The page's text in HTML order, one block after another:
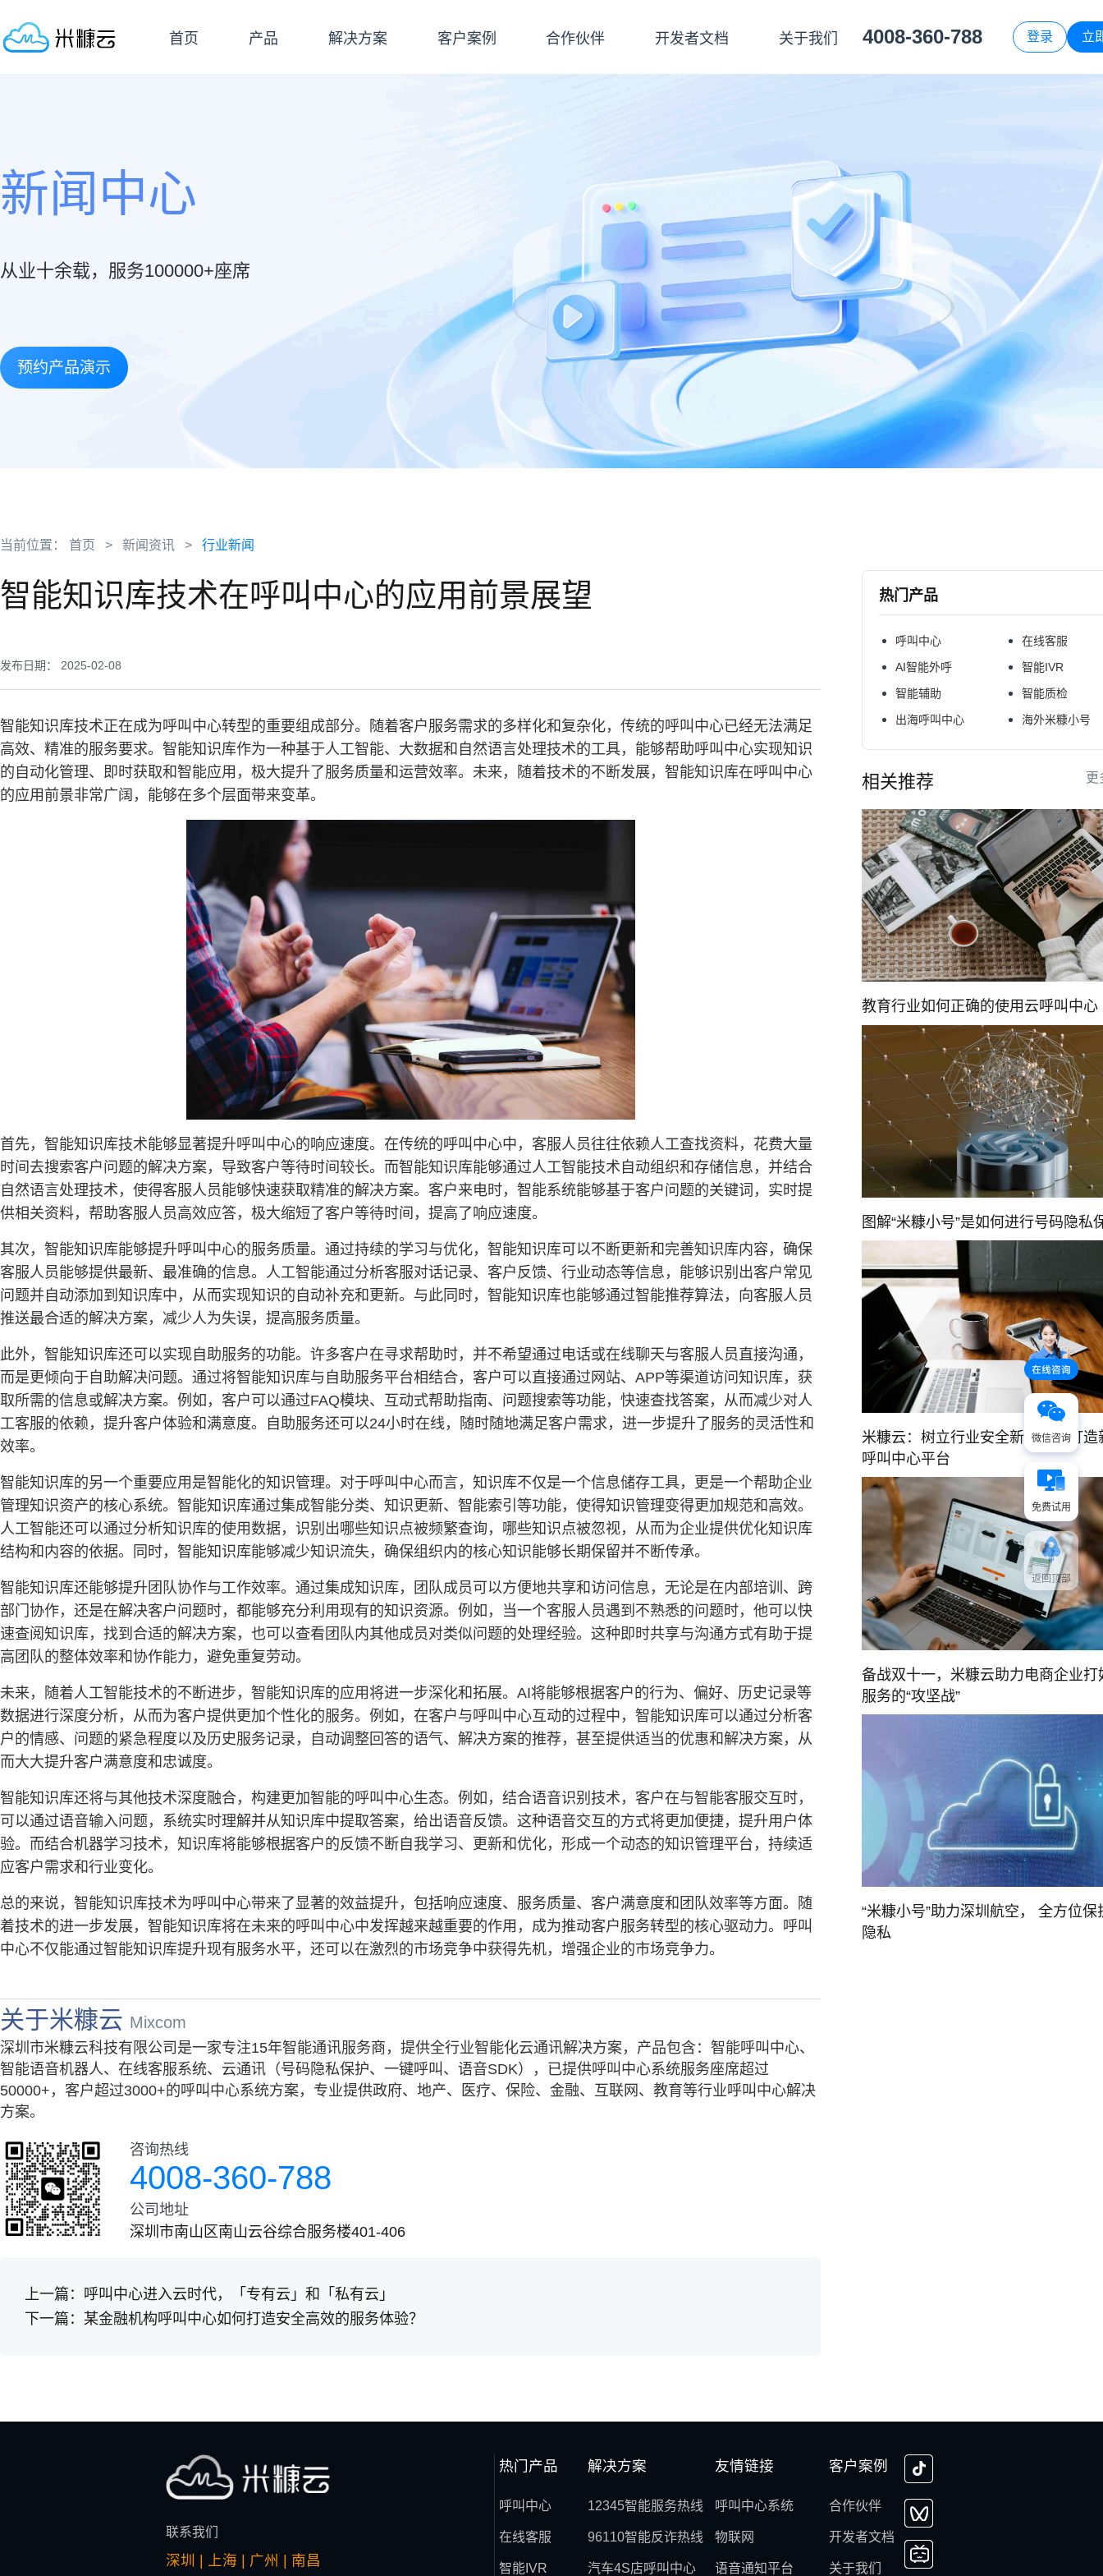
首页 产品 解决方案 客户案例 合作伙伴 开发者文档 关于我们 4008-360-788 登录 立
新闻中心
从业十余载，服务100000+座席
预约产品演示
当前位置： 首页 > 新闻资讯 > 行业新闻
智能知识库技术在呼叫中心的应用前景展望
发布日期： 2025-02-08
智能知识库技术正在成为呼叫中心转型的重要组成部分。随着客户服务需求的多样化和复杂化，传统的呼叫中心已经无法满足
高效、精准的服务要求。智能知识库作为一种基于人工智能、大数据和自然语言处理技术的工具，能够帮助呼叫中心实现知识
的自动化管理、即时获取和智能应用，极大提升了服务质量和运营效率。未来，随着技术的不断发展，智能知识库在呼叫中心
的应用前景非常广阔，能够在多个层面带来变革。
首先，智能知识库技术能够显著提升呼叫中心的响应速度。在传统的呼叫中心中，客服人员往往依赖人工查找资料，花费大量
时间去搜索客户问题的解决方案，导致客户等待时间较长。而智能知识库能够通过人工智能技术自动组织和存储信息，并结合
自然语言处理技术，使得客服人员能够快速获取精准的解决方案。客户来电时，智能系统能够基于客户问题的关键词，实时提
供相关资料，帮助客服人员高效应答，极大缩短了客户等待时间，提高了响应速度。
其次，智能知识库能够提升呼叫中心的服务质量。通过持续的学习与优化，智能知识库可以不断更新和完善知识库内容，确保
客服人员能够提供最新、最准确的信息。人工智能通过分析客服对话记录、客户反馈、行业动态等信息，能够识别出客户常见
问题并自动添加到知识库中，从而实现知识的自动补充和更新。与此同时，智能知识库也能够通过智能推荐算法，向客服人员
推送最合适的解决方案，减少人为失误，提高服务质量。
此外，智能知识库还可以实现自助服务的功能。许多客户在寻求帮助时，并不希望通过电话或在线聊天与客服人员直接沟通，
而是更倾向于自助解决问题。通过将智能知识库与自助服务平台相结合，客户可以直接通过网站、APP等渠道访问知识库，获
取所需的信息或解决方案。例如，客户可以通过FAQ模块、互动式帮助指南、问题搜索等功能，快速查找答案，从而减少对人
工客服的依赖，提升客户体验和满意度。自助服务还可以24小时在线，随时随地满足客户需求，进一步提升了服务的灵活性和
效率。
智能知识库的另一个重要应用是智能化的知识管理。对于呼叫中心而言，知识库不仅是一个信息储存工具，更是一个帮助企业
管理知识资产的核心系统。智能知识库通过集成智能分类、知识更新、智能索引等功能，使得知识管理变得更加规范和高效。
人工智能还可以通过分析知识库的使用数据，识别出哪些知识点被频繁查询，哪些知识点被忽视，从而为企业提供优化知识库
结构和内容的依据。同时，智能知识库能够减少知识流失，确保组织内的核心知识能够长期保留并不断传承。
智能知识库还能够提升团队协作与工作效率。通过集成知识库，团队成员可以方便地共享和访问信息，无论是在内部培训、跨
部门协作，还是在解决客户问题时，都能够充分利用现有的知识资源。例如，当一个客服人员遇到不熟悉的问题时，他可以快
速查阅知识库，找到合适的解决方案，也可以查看团队内其他成员对类似问题的处理经验。这种即时共享与沟通方式有助于提
高团队的整体效率和协作能力，避免重复劳动。
未来，随着人工智能技术的不断进步，智能知识库的应用将进一步深化和拓展。AI将能够根据客户的行为、偏好、历史记录等
数据进行深度分析，从而为客户提供更加个性化的服务。例如，在客户与呼叫中心互动的过程中，智能知识库可以通过分析客
户的情感、问题的紧急程度以及历史服务记录，自动调整回答的语气、解决方案的推荐，甚至提供适当的优惠和解决方案，从
而大大提升客户满意度和忠诚度。
智能知识库还将与其他技术深度融合，构建更加智能的呼叫中心生态。例如，结合语音识别技术，客户在与智能客服交互时，
可以通过语音输入问题，系统实时理解并从知识库中提取答案，给出语音反馈。这种语音交互的方式将更加便捷，提升用户体
验。而结合机器学习技术，知识库将能够根据客户的反馈不断自我学习、更新和优化，形成一个动态的知识管理平台，持续适
应客户需求和行业变化。
总的来说，智能知识库技术为呼叫中心带来了显著的效益提升，包括响应速度、服务质量、客户满意度和团队效率等方面。随
着技术的进一步发展，智能知识库将在未来的呼叫中心中发挥越来越重要的作用，成为推动客户服务转型的核心驱动力。呼叫
中心不仅能通过智能知识库提升现有服务水平，还可以在激烈的市场竞争中获得先机，增强企业的市场竞争力。
关于米糠云 Mixcom
深圳市米糠云科技有限公司是一家专注15年智能通讯服务商，提供全行业智能化云通讯解决方案，产品包含：智能呼叫中心、
智能语音机器人、在线客服系统、云通讯（号码隐私保护、一键呼叫、语音SDK），已提供呼叫中心系统服务座席超过
50000+，客户超过3000+的呼叫中心系统方案，专业提供政府、地产、医疗、保险、金融、互联网、教育等行业呼叫中心解决
方案。
咨询热线
4008-360-788
公司地址
深圳市南山区南山云谷综合服务楼401-406
上一篇： 呼叫中心进入云时代，「专有云」和「私有云」
下一篇： 某金融机构呼叫中心如何打造安全高效的服务体验？
热门产品
呼叫中心
AI智能外呼
智能辅助
出海呼叫中心
在线客服
智能IVR
智能质检
海外米糠小号
相关推荐 更
教育行业如何正确的使用云呼叫中心
图解“米糠小号”是如何进行号码隐私
米糠云：树立行业安全新标杆，打造
呼叫中心平台
备战双十一，米糠云助力电商企业打
服务的“攻坚战”
“米糠小号”助力深圳航空， 全方位保
隐私
联系我们
深圳 | 上海 | 广州 | 南昌
热门产品
呼叫中心
在线客服
智能IVR
解决方案
12345智能服务热线
96110智能反诈热线
汽车4S店呼叫中心
友情链接
呼叫中心系统
物联网
语音通知平台
客户案例
合作伙伴
开发者文档
关于我们
微信咨询
免费试用
返回顶部